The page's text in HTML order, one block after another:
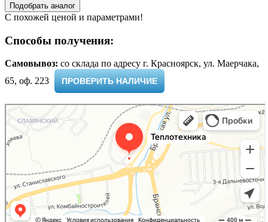
Подобрать аналог
С похожей ценой и параметрами!
Способы получения:
Самовывоз: cо склада по адресу г. Красноярск, ул. Маерчака,
65, оф. 223 ​
ПРОВЕРИТЬ НАЛИЧИЕ